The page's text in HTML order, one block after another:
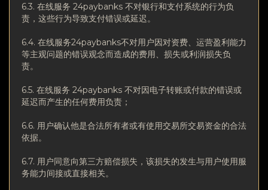
6.3. 在线服务 24paybanks 不对银行和支付系统的行为负
责，这些行为导致支付错误或延迟。
6.4. 在线服务24paybanks不对用户因对资费、运营盈利能力
等主观问题的错误观念而造成的费用、损失或利润损失负
责。
6.5. 在线服务 24paybanks 不对因电子转账或付款的错误或
延迟而产生的任何费用负责；
6.6. 用户确认他是合法所有者或有使用交易所交易资金的合法
依据。
6.7. 用户同意向第三方赔偿损失，该损失的发生与用户使用服
务能力间接或直接相关。